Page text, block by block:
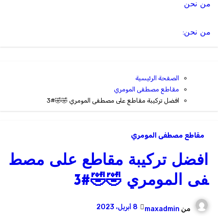
من نحن
من نحن:
الصفحة الرئيسية
مقاطع مصطفى المومري
افضل تركيبة مقاطع على مصطفى المومري 🤣🤣#3
مقاطع مصطفى المومري
افضل تركيبة مقاطع على مصط
فى المومري 🤣🤣#3
من maxadmin
8 أبريل، 2023